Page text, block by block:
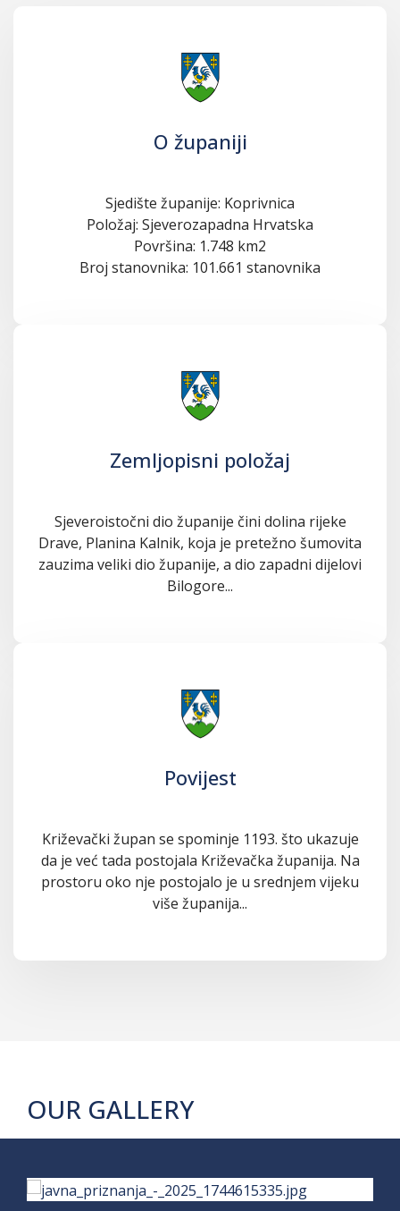
O županiji
Sjedište županije: Koprivnica
Položaj: Sjeverozapadna Hrvatska
Površina: 1.748 km2
Broj stanovnika: 101.661 stanovnika
Zemljopisni položaj
Sjeveroistočni dio županije čini dolina rijeke
Drave, Planina Kalnik, koja je pretežno šumovita
zauzima veliki dio županije, a dio zapadni dijelovi
Bilogore...
Povijest
Križevački župan se spominje 1193. što ukazuje
da je već tada postojala Križevačka županija. Na
prostoru oko nje postojalo je u srednjem vijeku
više županija...
OUR GALLERY